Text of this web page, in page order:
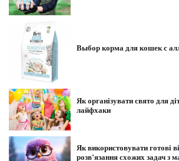
Выбор корма для кошек с
Як організувати свято для
лайфхаки
Як використовувати готові
розв’язання схожих задач з